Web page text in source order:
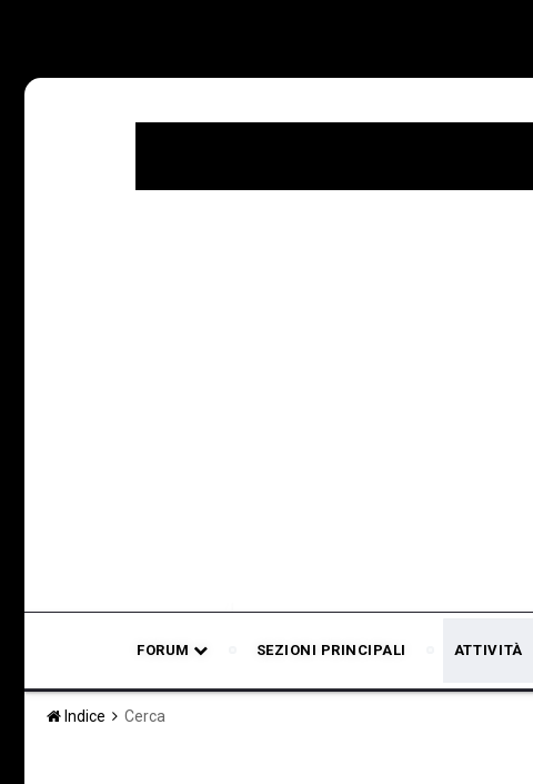
FORUM SEZIONI PRINCIPALI ATTIVITÀ
Indice Cerca